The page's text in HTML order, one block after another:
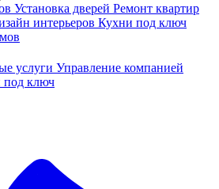
Установка дверей Ремонт квартир
интерьеров Кухни под ключ
услуги Управление компанией
под ключ